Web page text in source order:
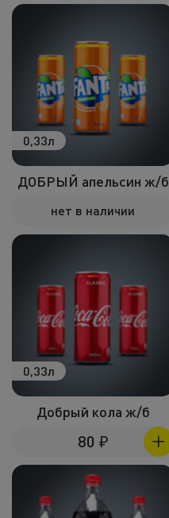
0,33л
ДОБРЫЙ апельсин ж/б
нет в наличии
0,33л
Добрый кола ж/б
80 ₽